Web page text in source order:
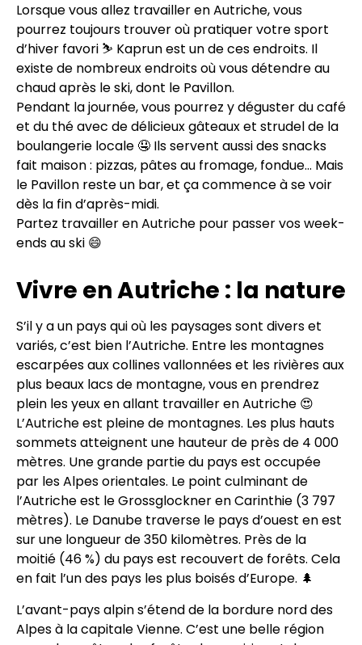
Lorsque vous allez travailler en Autriche, vous
pourrez toujours trouver où pratiquer votre sport
d’hiver favori ⛷ Kaprun est un de ces endroits. Il
existe de nombreux endroits où vous détendre au
chaud après le ski, dont le Pavillon.
Pendant la journée, vous pourrez y déguster du café
et du thé avec de délicieux gâteaux et strudel de la
boulangerie locale 🤤 Ils servent aussi des snacks
fait maison : pizzas, pâtes au fromage, fondue… Mais
le Pavillon reste un bar, et ça commence à se voir
dès la fin d’après-midi.
Partez travailler en Autriche pour passer vos week-
ends au ski 😄
Vivre en Autriche : la nature
S’il y a un pays qui où les paysages sont divers et
variés, c’est bien l’Autriche. Entre les montagnes
escarpées aux collines vallonnées et les rivières aux
plus beaux lacs de montagne, vous en prendrez
plein les yeux en allant travailler en Autriche 😍
L’Autriche est pleine de montagnes. Les plus hauts
sommets atteignent une hauteur de près de 4 000
mètres. Une grande partie du pays est occupée
par les Alpes orientales. Le point culminant de
l’Autriche est le Grossglockner en Carinthie (3 797
mètres). Le Danube traverse le pays d’ouest en est
sur une longueur de 350 kilomètres. Près de la
moitié (46 %) du pays est recouvert de forêts. Cela
en fait l’un des pays les plus boisés d’Europe. 🌲
L’avant-pays alpin s’étend de la bordure nord des
Alpes à la capitale Vienne. C’est une belle région